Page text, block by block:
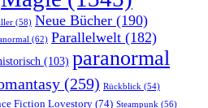
(58) Neue Bücher (190)
(62) Parallelwelt (182)
(103) paranormal
(259) Rückblick (54)
Fiction Lovestory (74) Steampunk (56)